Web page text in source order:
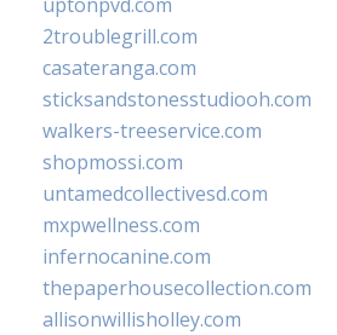
2troublegrill.com
casateranga.com
sticksandstonesstudiooh.com
walkers-treeservice.com
shopmossi.com
untamedcollectivesd.com
mxpwellness.com
infernocanine.com
thepaperhousecollection.com
allisonwillisholley.com